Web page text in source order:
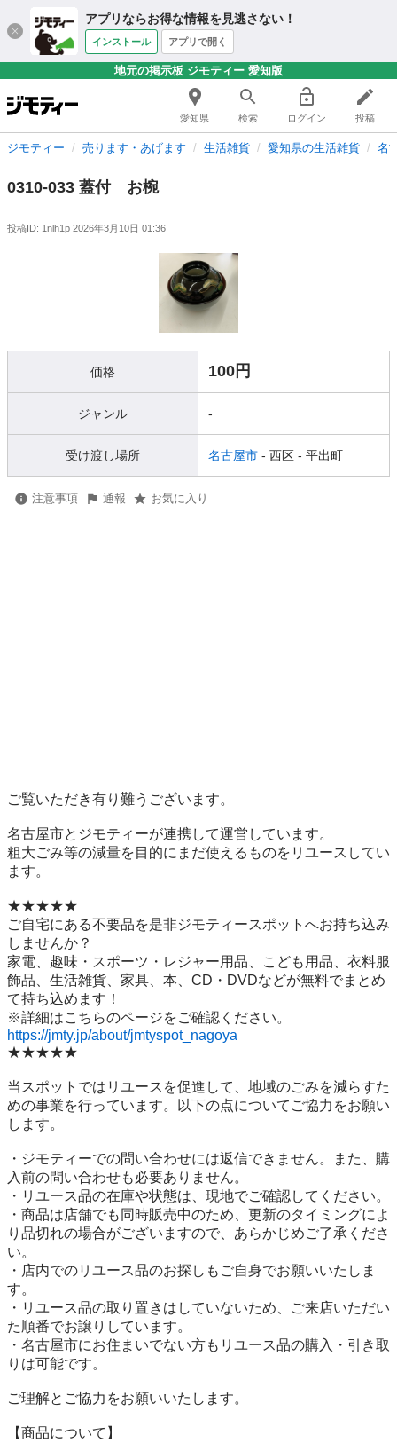
アプリならお得な情報を見逃さない！
インストール アプリで開く
地元の掲示板 ジモティー 愛知版
愛知県 検索 ログイン 投稿
ジモティー 売ります・あげます 生活雑貨 愛知県の生活雑貨 名
0310-033 蓋付 お椀
投稿ID: 1nlh1p 2026年3月10日 01:36
価格 100円
ジャンル -
受け渡し場所 名古屋市 - 西区 - 平出町
注意事項 通報 お気に入り
ご覧いただき有り難うございます。
名古屋市とジモティーが連携して運営しています。
粗⼤ごみ等の減量を⽬的にまだ使えるものをリユースしてい
ます。
★★★★★
ご自宅にある不要品を是非ジモティースポットへお持ち込み
しませんか？
家電、趣味・スポーツ・レジャー用品、こども用品、衣料服
飾品、生活雑貨、家具、本、CD・DVDなどが無料でまとめ
て持ち込めます！
https://jmty.jp/about/jmtyspot_nagoya
★★★★★
当スポットではリユースを促進して、地域のごみを減らすた
めの事業を行っています。以下の点についてご協力をお願い
します。
・ジモティーでの問い合わせには返信できません。また、購
入前の問い合わせも必要ありません。
・リユース品の在庫や状態は、現地でご確認してください。
・商品は店舗でも同時販売中のため、更新のタイミングによ
り品切れの場合がございますので、あらかじめご了承くださ
い。
・店内でのリユース品のお探しもご自身でお願いいたしま
す。
・リユース品の取り置きはしていないため、ご来店いただい
た順番でお譲りしています。
・名古屋市にお住まいでない方もリユース品の購入・引き取
りは可能です。
ご理解とご協力をお願いいたします。
【商品について】